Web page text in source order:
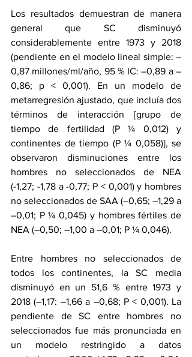
Los resultados demuestran de manera
general que SC disminuyó
considerablemente entre 1973 y 2018
(pendiente en el modelo lineal simple: –
0,87 millones/ml/año, 95 % IC: –0,89 a –
0,86; p < 0,001). En un modelo de
metarregresión ajustado, que incluía dos
términos de interacción [grupo de
tiempo de fertilidad (P ¼ 0,012) y
continentes de tiempo (P ¼ 0,058)], se
observaron disminuciones entre los
hombres no seleccionados de NEA
(-1,27; -1,78 a -0,77; P < 0,001) y hombres
no seleccionados de SAA (–0,65; –1,29 a
–0,01; P ¼ 0,045) y hombres fértiles de
NEA (–0,50; –1,00 a –0,01; P ¼ 0,046).
Entre hombres no seleccionados de
todos los continentes, la SC media
disminuyó en un 51,6 % entre 1973 y
2018 (–1,17: –1,66 a –0,68; P < 0,001). La
pendiente de SC entre hombres no
seleccionados fue más pronunciada en
un modelo restringido a datos